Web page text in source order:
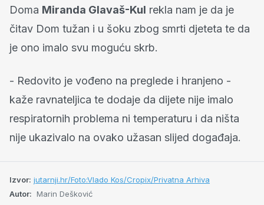
Doma Miranda Glavaš-Kul rekla nam je da je
čitav Dom tužan i u šoku zbog smrti djeteta te da
je ono imalo svu moguću skrb.
- Redovito je vođeno na preglede i hranjeno -
kaže ravnateljica te dodaje da dijete nije imalo
respiratornih problema ni temperaturu i da ništa
nije ukazivalo na ovako užasan slijed događaja.
Izvor: jutarnji.hr/Foto:Vlado Kos/Cropix/Privatna Arhiva
Autor: Marin Dešković